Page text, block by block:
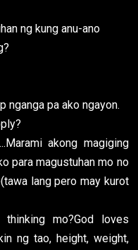
ng kung anu-ano
nganga pa ako ngayon.
akong magiging
para magustuhan mo no
lang pero may kurot
thinking mo?God loves
ng tao, height, weight,